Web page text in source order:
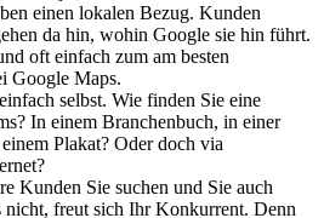
einen lokalen Bezug. Kunden
da hin, wohin Google sie hin führt.
oft einfach zum am besten
Google Maps.
selbst. Wie finden Sie eine
In einem Branchenbuch, in einer
Plakat? Oder doch via
Kunden Sie suchen und Sie auch
nicht, freut sich Ihr Konkurrent. Denn